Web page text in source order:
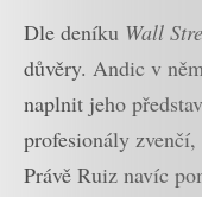
Dle deníku Wall
důvěry. Andic v
naplnit jeho
profesionály
Právě Ruiz navíc